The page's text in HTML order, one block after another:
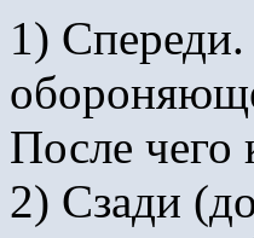
1)
После чего
2) Сзади